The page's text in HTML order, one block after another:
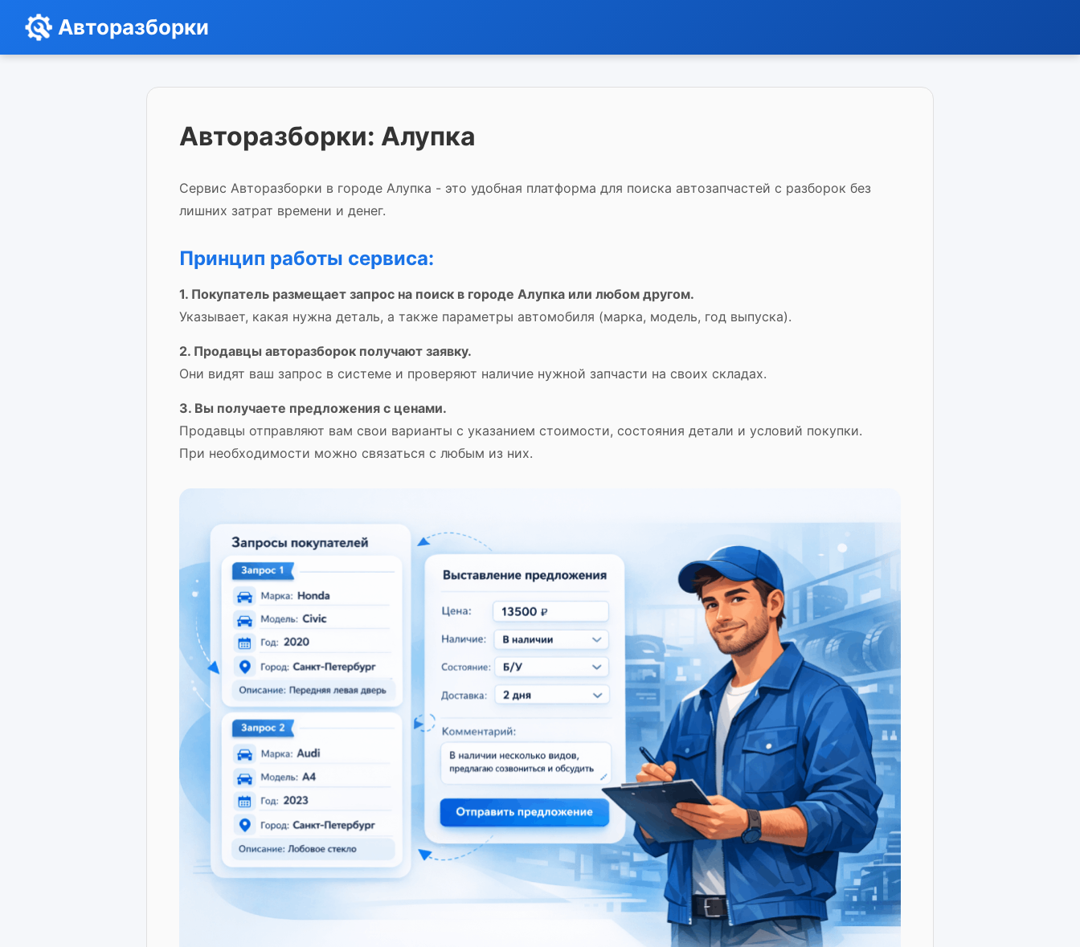
Авторазборки
Авторазборки: Алупка
Сервис Авторазборки в городе Алупка - это удобная платформа для поиска автозапчастей с разборок без
лишних затрат времени и денег.
Принцип работы сервиса:
1. Покупатель размещает запрос на поиск в городе Алупка или любом другом.
Указывает, какая нужна деталь, а также параметры автомобиля (марка, модель, год выпуска).
2. Продавцы авторазборок получают заявку.
Они видят ваш запрос в системе и проверяют наличие нужной запчасти на своих складах.
3. Вы получаете предложения с ценами.
Продавцы отправляют вам свои варианты с указанием стоимости, состояния детали и условий покупки.
При необходимости можно связаться с любым из них.